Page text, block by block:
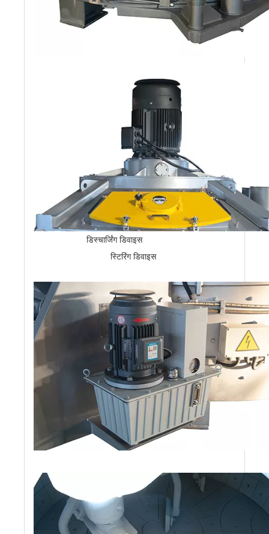
स्वच्छ और तेज़
इसमें एक
समर्पित साइड
स्क्रेपर और डुअल
डिस्चार्ज गेट (मात्रा:
डिस्चार्जिंग डिवाइस
स्टिरिंग डिवाइस